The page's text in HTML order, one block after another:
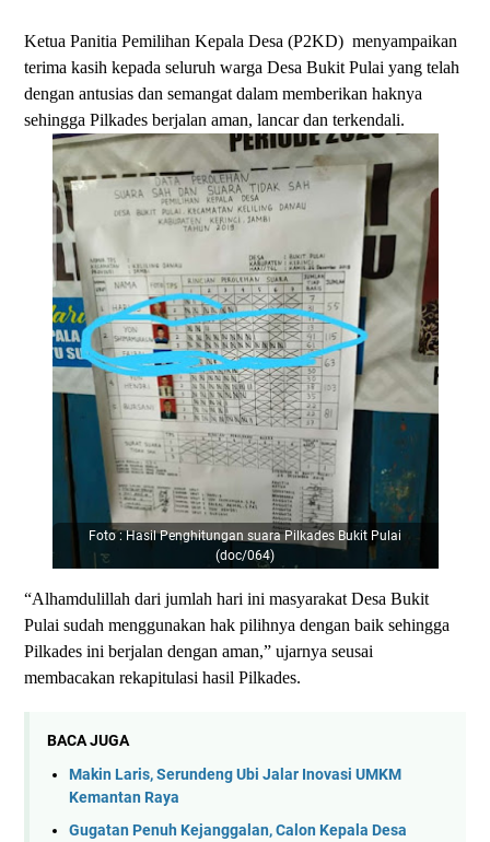
Ketua Panitia Pemilihan Kepala Desa (P2KD) menyampaikan
terima kasih kepada seluruh warga Desa Bukit Pulai yang telah
dengan antusias dan semangat dalam memberikan haknya
sehingga Pilkades berjalan aman, lancar dan terkendali.
Foto : Hasil Penghitungan suara Pilkades Bukit Pulai
(doc/064)
“Alhamdulillah dari jumlah hari ini masyarakat Desa Bukit
Pulai sudah menggunakan hak pilihnya dengan baik sehingga
Pilkades ini berjalan dengan aman,” ujarnya seusai
membacakan rekapitulasi hasil Pilkades.
BACA JUGA
Makin Laris, Serundeng Ubi Jalar Inovasi UMKM
Kemantan Raya
Gugatan Penuh Kejanggalan, Calon Kepala Desa